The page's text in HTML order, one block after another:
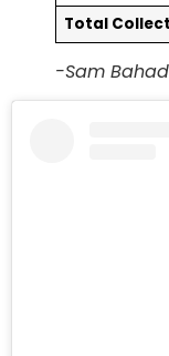
Total
-Sam